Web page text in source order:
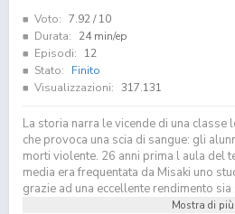
Voto: 7.92/ 10
Durata:
24 min/ep
Episodi:
12
Stato:
Finito
Visualizzazioni: 317.131
La storia narra le vicende di una classe
che provoca una scia di sangue: gli
morti violente. 26 anni prima l aula del
media era frequentata da Misaki uno
grazie ad una eccellente rendimento sia
Mostra di più